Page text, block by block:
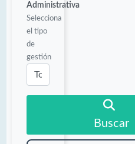
Administrativa
Selecciona
el tipo
de
gestión
Buscar